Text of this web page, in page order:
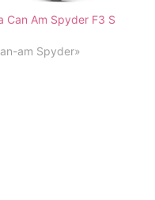
Can Am Spyder F3 S
am Spyder»